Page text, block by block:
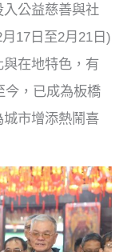
公益慈善與社
17日至2月21日)
在地特色，有
今，已成為板橋
市增添熱鬧喜